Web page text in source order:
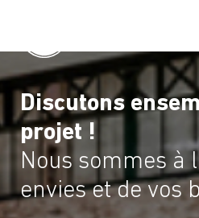
Discutons
projet !
Nous sommes à
envies et de vos